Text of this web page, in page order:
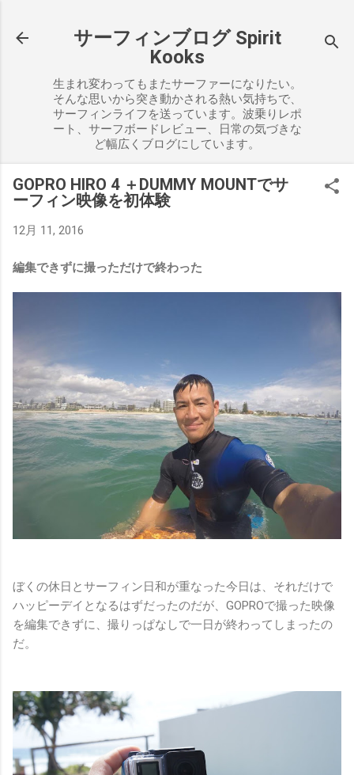
サーフィンブログ Spirit
Kooks
生まれ変わってもまたサーファーになりたい。
そんな思いから突き動かされる熱い気持ちで、
サーフィンライフを送っています。波乗りレポ
ート、サーフボードレビュー、日常の気づきな
ど幅広くブログにしています。
GOPRO HIRO 4 ＋DUMMY MOUNTでサ
ーフィン映像を初体験
12月 11, 2016
編集できずに撮っただけで終わった
ぼくの休日とサーフィン日和が重なった今日は、それだけで
ハッピーデイとなるはずだったのだが、GOPROで撮った映像
を編集できずに、撮りっぱなしで一日が終わってしまったの
だ。